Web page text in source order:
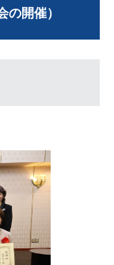
開催）